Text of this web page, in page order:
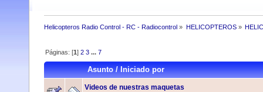
Helicopteros Radio Control - RC - Radiocontrol » HELICOPTEROS»
Páginas: [1]2 3 ...7
Asunto/Iniciado por
Videos de nuestras maquetas